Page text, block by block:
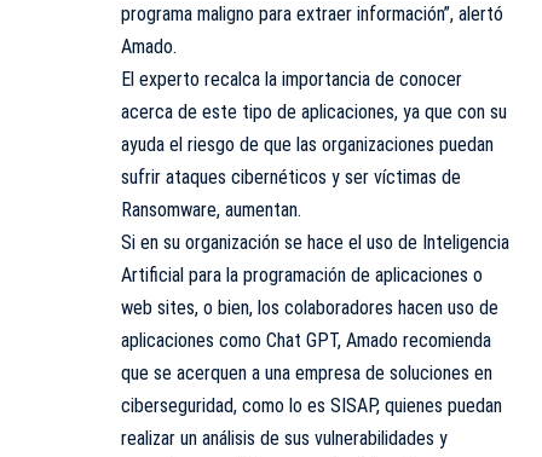
programa maligno para extraer información”, alertó
Amado.
El experto recalca la importancia de conocer
acerca de este tipo de aplicaciones, ya que con su
ayuda el riesgo de que las organizaciones puedan
sufrir ataques cibernéticos y ser víctimas de
Ransomware, aumentan.
Si en su organización se hace el uso de Inteligencia
Artificial para la programación de aplicaciones o
web sites, o bien, los colaboradores hacen uso de
aplicaciones como Chat GPT, Amado recomienda
que se acerquen a una empresa de soluciones en
ciberseguridad, como lo es SISAP, quienes puedan
realizar un análisis de sus vulnerabilidades y